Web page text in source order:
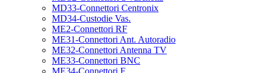
MD33-Connettori Centronix
MD34-Custodie Vas.
ME2-Connettori RF
ME31-Connettori Ant. Autoradio
ME32-Connettori Antenna TV
ME33-Connettori BNC
ME34-Connettori F